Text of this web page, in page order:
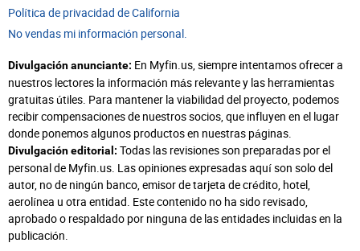
Política de privacidad de California
No vendas mi información personal.
Divulgación anunciante: En Myfin.us, siempre intentamos ofrecer a
nuestros lectores la información más relevante y las herramientas
gratuitas útiles. Para mantener la viabilidad del proyecto, podemos
recibir compensaciones de nuestros socios, que influyen en el lugar
donde ponemos algunos productos en nuestras páginas.
Divulgación editorial: Todas las revisiones son preparadas por el
personal de Myfin.us. Las opiniones expresadas aquí son solo del
autor, no de ningún banco, emisor de tarjeta de crédito, hotel,
aerolínea u otra entidad. Este contenido no ha sido revisado,
aprobado o respaldado por ninguna de las entidades incluidas en la
publicación.